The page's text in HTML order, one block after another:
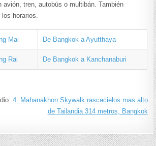
avión, tren, autobús o multibán. También
horarios.
Mai De Bangkok a Ayutthaya
Rai De Bangkok a Kanchanaburi
4. Mahanakhon Skywalk rascacielos mas alto
de Tailandia 314 metros, Bangkok